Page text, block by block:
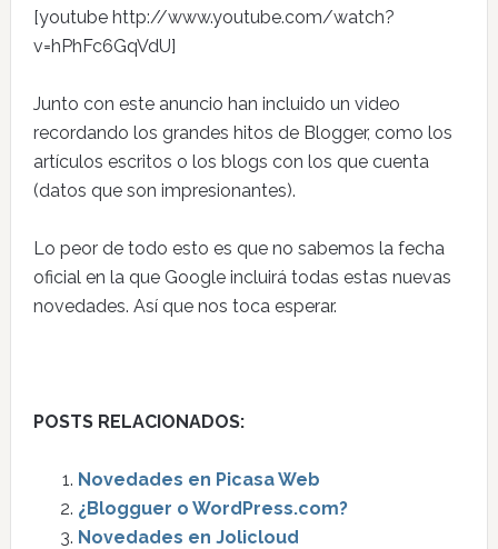
[youtube http://www.youtube.com/watch?
v=hPhFc6GqVdU]
Junto con este anuncio han incluido un video
recordando los grandes hitos de Blogger, como los
artículos escritos o los blogs con los que cuenta
(datos que son impresionantes).
Lo peor de todo esto es que no sabemos la fecha
oficial en la que Google incluirá todas estas nuevas
novedades. Así que nos toca esperar.
POSTS RELACIONADOS:
Novedades en Picasa Web
¿Blogguer o WordPress.com?
Novedades en Jolicloud